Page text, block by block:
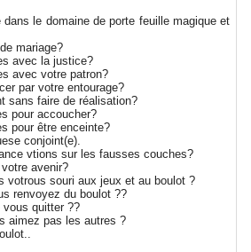
le domaine de porte feuille magique et
mariage?
avec la justice?
avec votre patron?
par votre entourage?
sans faire de réalisation?
pour accoucher?
pour être enceinte?
conjoint(e).
vtions sur les fausses couches?
avenir?
votrous souri aux jeux et au boulot ?
renvoyez du boulot ??
vous quitter ??
aimez pas les autres ?